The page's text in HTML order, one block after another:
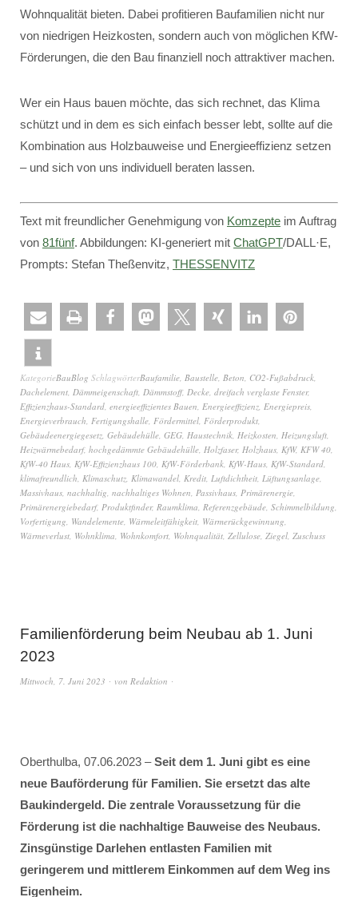
Wohnqualität bieten. Dabei profitieren Baufamilien nicht nur
von niedrigen Heizkosten, sondern auch von möglichen KfW-
Förderungen, die den Bau finanziell noch attraktiver machen.
Wer ein Haus bauen möchte, das sich rechnet, das Klima
schützt und in dem es sich einfach besser lebt, sollte auf die
Kombination aus Holzbauweise und Energieeffizienz setzen
– und sich von uns individuell beraten lassen.
Text mit freundlicher Genehmigung von Komzepte im Auftrag
von 81fünf. Abbildungen: KI-generiert mit ChatGPT/DALL·E,
Prompts: Stefan Theßenvitz, THESSENVITZ
KategorieBauBlog SchlagwörterBaufamilie, Baustelle, Beton, CO2-Fußabdruck,
Dachelement, Dämmeigenschaft, Dämmstoff, Decke, dreifach verglaste Fenster,
Effizienzhaus-Standard, energieeffizientes Bauen, Energieeffizienz, Energiepreis,
Energieverbrauch, Fertigungshalle, Fördermittel, Förderprodukt,
Gebäudeenergiegesetz, Gebäudehülle, GEG, Haustechnik, Heizkosten, Heizungsluft,
Heizwärmebedarf, hochgedämmte Gebäudehülle, Holzfaser, Holzhaus, KfW, KFW 40,
KfW-40 Haus, KfW-Effizienzhaus 100, KfW-Förderbank, KfW-Haus, KfW-Standard,
klimafreundlich, Klimaschutz, Klimawandel, Kredit, Luftdichtheit, Lüftungsanlage,
Massivhaus, nachhaltig, nachhaltiges Wohnen, Passivhaus, Primärenergie,
Primärenergiebedarf, Produktfinder, Raumklima, Referenzgebäude, Schimmelbildung,
Vorfertigung, Wandelemente, Wärmeleitfähigkeit, Wärmerückgewinnung,
Wärmeverlust, Wohnklima, Wohnkomfort, Wohnqualität, Zellulose, Ziegel, Zuschuss
Familienförderung beim Neubau ab 1. Juni
2023
Mittwoch, 7. Juni 2023 von Redaktion
Oberthulba, 07.06.2023 –Seit dem 1. Juni gibt es eine
neue Bauförderung für Familien. Sie ersetzt das alte
Baukindergeld. Die zentrale Voraussetzung für die
Förderung ist die nachhaltige Bauweise des Neubaus.
Zinsgünstige Darlehen entlasten Familien mit
geringerem und mittlerem Einkommen auf dem Weg ins
Eigenheim.